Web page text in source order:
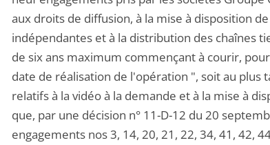
aux droits de diffusion, à la mise à disposition
indépendantes et à la distribution des chaînes
de six ans maximum commençant à courir,
date de réalisation de l'opération ", soit au plus
relatifs à la vidéo à la demande et à la mise à
que, par une décision n° 11-D-12 du 20
engagements nos 3, 14, 20, 21, 22, 34, 41, 42,